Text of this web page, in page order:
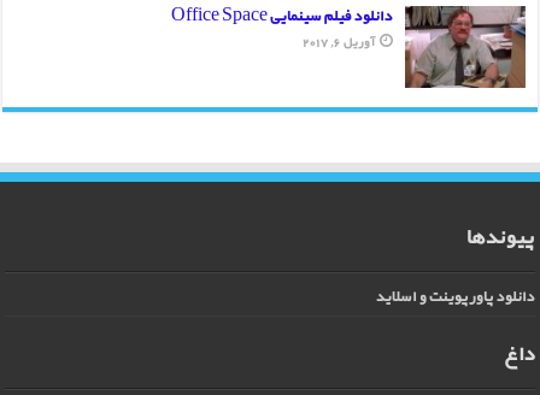
دانلود فیلم سینمایی Office Space
آوریل 6, 2017
و اسلاید